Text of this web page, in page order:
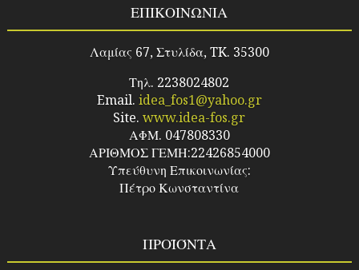
ΕΠΙΚΟΙΝΩΝΙΑ
Λαμίας 67, Στυλίδα, TK. 35300
Τηλ. 2238024802
Email. idea_fos1@yahoo.gr
Site.www.idea-fos.gr
ΑΦΜ. 047808330
ΑΡΙΘΜΟΣ ΓΕΜΗ:22426854000
Υπεύθυνη Επικοινωνίας:
Πέτρο Κωνσταντίνα
ΠΡΟΪΌΝΤΑ